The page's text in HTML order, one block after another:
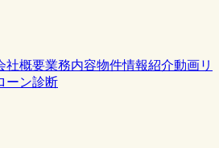
社概要業務内容物件情報紹介動画リ
ーン診断